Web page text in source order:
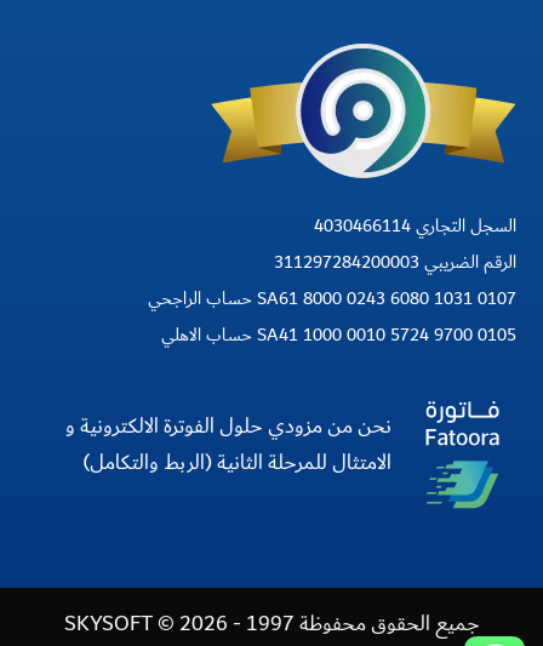
السجل التجاري 4030466114
الرقم الضريبي 311297284200003
SA61 8000 0243 6080 1031 0107 حساب الراجحي
SA41 1000 0010 5724 9700 0105 حساب الاهلي
نحن من مزودي حلول الفوترة الالكترونية و
الامتثال للمرحلة الثانية (الربط والتكامل)
جميع الحقوق محفوظة 1997 - 2026 © SKYSOFT